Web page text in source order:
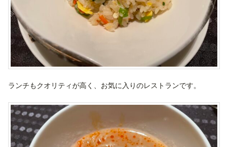
ランチもクオリティが高く、お気に入りのレストランです。